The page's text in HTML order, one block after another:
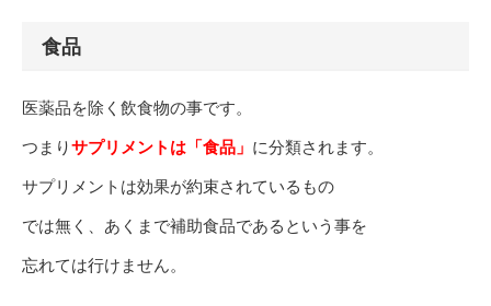
食品
医薬品を除く飲食物の事です。
つまりサプリメントは「食品」 に分類されます。
サプリメントは効果が約束されているもの
では無く、あくまで補助食品であるという事を
忘れては行けません。